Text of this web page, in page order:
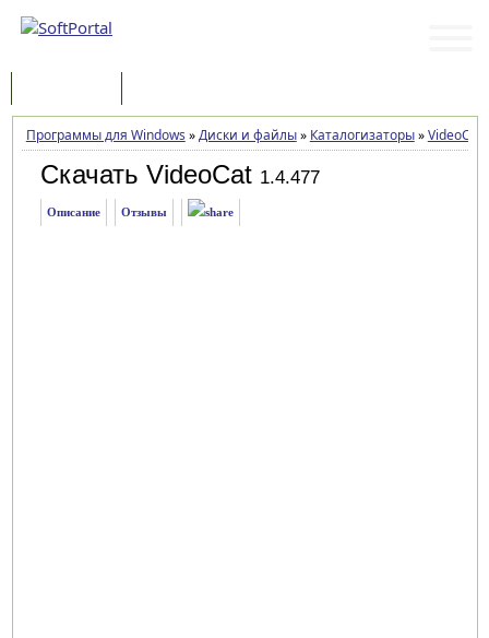
Программы для Windows »Диски и файлы» Каталогизаторы»VideoCat
Скачать VideoCat 1.4.477
Описание Отзывы